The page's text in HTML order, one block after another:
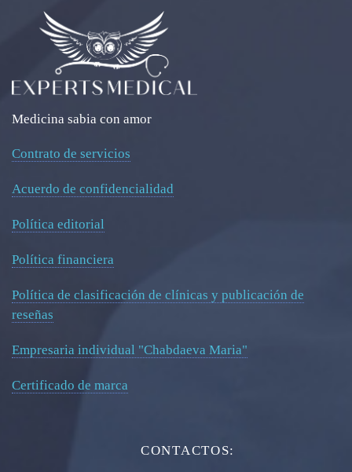
Medicina sabia con amor
Contrato de servicios
Acuerdo de confidencialidad
Política editorial
Política financiera
Política de clasificación de clínicas y publicación de
reseñas
Empresaria individual "Chabdaeva Maria"
Certificado de marca
CONTACTOS: